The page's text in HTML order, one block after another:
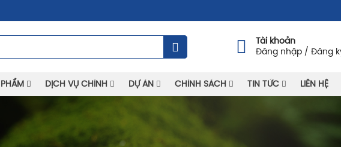
Tài khoản
Đăng nhập / Đăng
DỊCH VỤ CHÍNH DỰ ÁN CHÍNH SÁCH TIN TỨC LIÊN HỆ